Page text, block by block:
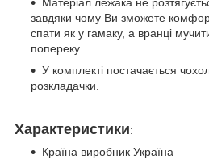
завдяки чому Ви зможете
спати як у гамаку, а вранці
попереку.
У комплекті постачається
розкладачки.
Характеристики:
Країна виробник Україна